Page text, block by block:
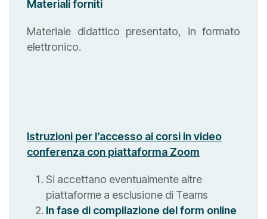
Materiali forniti
Materiale didattico presentato, in formato
elettronico.
Istruzioni per l’accesso ai corsi in video
conferenza con piattaforma Zoom
Si accettano eventualmente altre
piattaforme a esclusione di Teams
In fase di compilazione del form online